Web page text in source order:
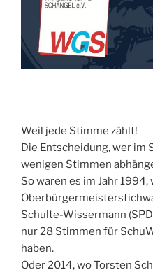
Weil jede Stimme zählt!
Die Entscheidung, wer im
wenigen Stimmen
So waren es im Jahr 1994,
Schulte-Wissermann
nur 28 Stimmen für
haben.
Oder 2014, wo Torsten